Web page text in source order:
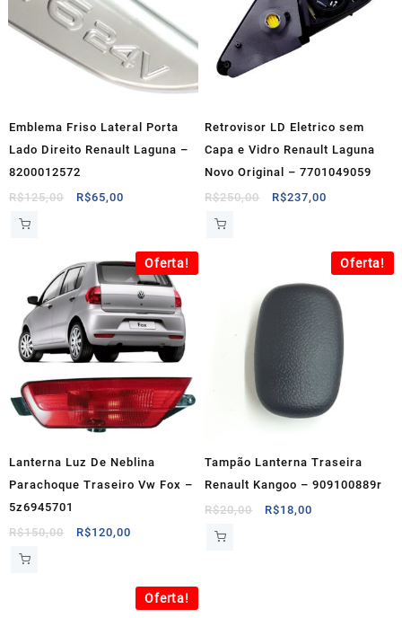
Emblema Friso Lateral Porta
Lado Direito Renault Laguna –
8200012572
R$125,00
O
R$125,00.
R$65,00
R$65,00.
Retrovisor LD Eletrico sem
Capa e Vidro Renault Laguna
Novo Original – 7701049059
R$250,00
O
R$237,00
é:
R$237,00.
Oferta!
Lanterna Luz De Neblina
Parachoque Traseiro Vw Fox –
5z6945701
R$150,00
O
R$120,00
é:
R$120,00.
Oferta!
Tampão Lanterna Traseira
Renault Kangoo – 909100889r
R$20,00
O
R$18,00
Oferta!